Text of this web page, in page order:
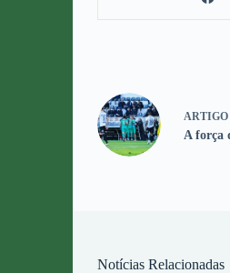
ARTIGO
A força
Notícias Relacionadas